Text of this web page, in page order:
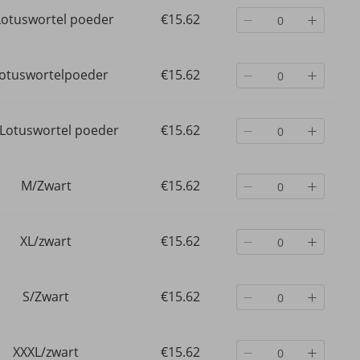
Populaire pyjama's, zijden
nachtjaponnen, grote maten,
€51.64
Grensoverschrijdende
Europese en
huispakset bestaande
en korte broek,
voor dames.
€27.75
€42.11 -34% uit
poeder €15.62
€15.62
poeder €15.62
M/Zwart €15.62
XL/zwart €15.62
S/Zwart €15.62
XXXL/zwart €15.62